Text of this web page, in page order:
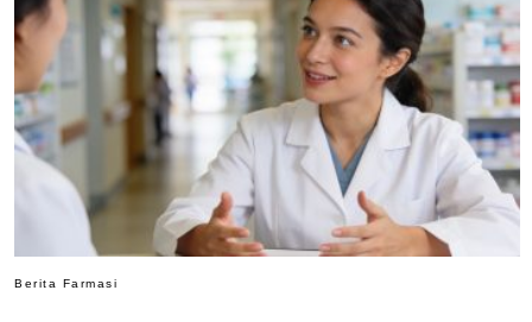
Berita Farmasi